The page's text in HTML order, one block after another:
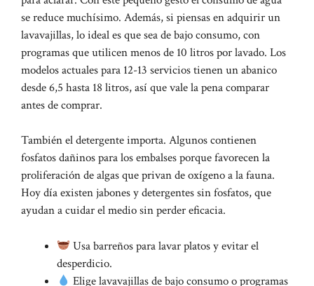
se reduce muchísimo. Además, si piensas en adquirir un
lavavajillas, lo ideal es que sea de bajo consumo, con
programas que utilicen menos de 10 litros por lavado. Los
modelos actuales para 12-13 servicios tienen un abanico
desde 6,5 hasta 18 litros, así que vale la pena comparar
antes de comprar.
También el detergente importa. Algunos contienen
fosfatos dañinos para los embalses porque favorecen la
proliferación de algas que privan de oxígeno a la fauna.
Hoy día existen jabones y detergentes sin fosfatos, que
ayudan a cuidar el medio sin perder eficacia.
Usa barreños para lavar platos y evitar el
desperdicio.
Elige lavavajillas de bajo consumo o programas